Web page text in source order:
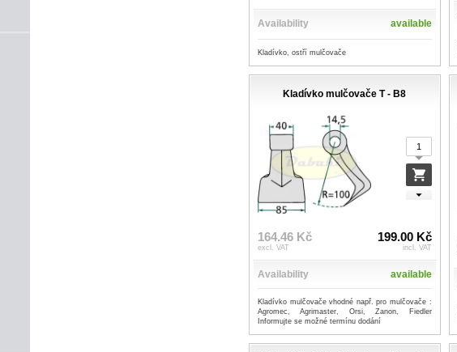
Availability available
Kladívko, ostří mulčovače
Kladívko mulčovače T - B8
164.46 Kč
excl. VAT
199.00 Kč
incl. VAT
Availability available
Kladívko mulčovače vhodné např. pro mulčovače :
Agromec, Agrimaster, Orsi, Zanon, Fiedler
Informujte se možné termínu dodání